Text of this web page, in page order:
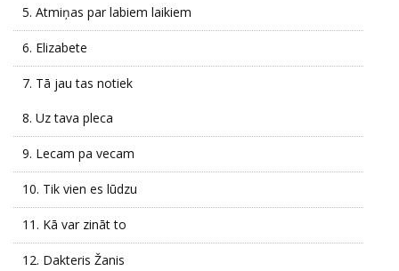
5. Atmiņas par labiem laikiem
6. Elizabete
7. Tā jau tas notiek
8. Uz tava pleca
9. Lecam pa vecam
10. Tik vien es lūdzu
11. Kā var zināt to
12. Dakteris Žanis